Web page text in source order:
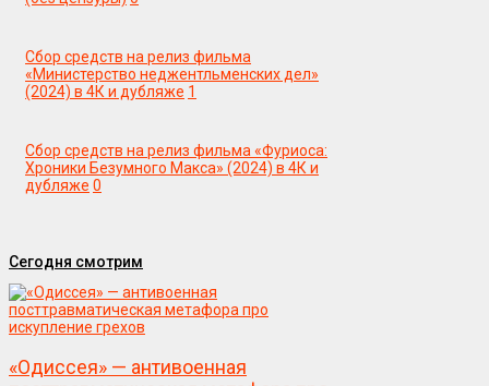
Сбор средств на релиз фильма
«Министерство неджентльменских дел»
(2024) в 4К и дубляже 1
Сбор средств на релиз фильма «Фуриоса:
Хроники Безумного Макса» (2024) в 4К и
дубляже 0
Сегодня смотрим
«Одиссея» — антивоенная